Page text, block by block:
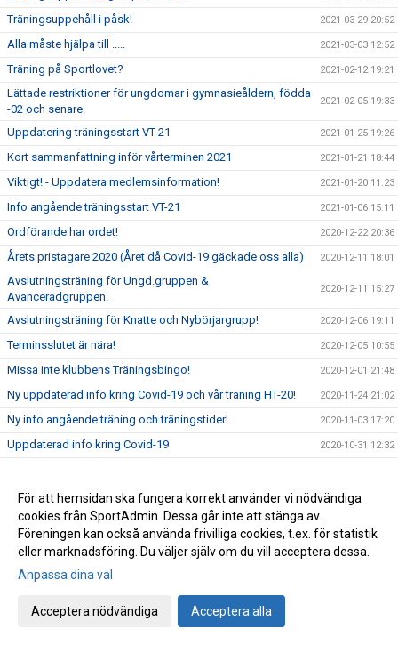
Träningsuppehåll i påsk! 2021-03-29 20:52
Alla måste hjälpa till ..... 2021-03-03 12:52
Träning på Sportlovet? 2021-02-12 19:21
Lättade restriktioner för ungdomar i gymnasieåldern, födda
-02 och senare.
2021-02-05 19:33
Uppdatering träningsstart VT-21 2021-01-25 19:26
Kort sammanfattning inför vårterminen 2021 2021-01-21 18:44
Viktigt! - Uppdatera medlemsinformation! 2021-01-20 11:23
Info angående träningsstart VT-21 2021-01-06 15:11
Ordförande har ordet! 2020-12-22 20:36
Årets pristagare 2020 (Året då Covid-19 gäckade oss alla) 2020-12-11 18:01
Avslutningsträning för Ungd.gruppen &
Avanceradgruppen.
2020-12-11 15:27
Avslutningsträning för Knatte och Nybörjargrupp! 2020-12-06 19:11
Terminsslutet är nära! 2020-12-05 10:55
Missa inte klubbens Träningsbingo! 2020-12-01 21:48
Ny uppdaterad info kring Covid-19 och vår träning HT-20! 2020-11-24 21:02
Ny info angående träning och träningstider! 2020-11-03 17:20
Uppdaterad info kring Covid-19 2020-10-31 12:32
Träning på Höstlovet? 2020-10-25 22:09
Resultat Bohus-dal Cup 2020-10-04 13:30
Resultat Kroppefjällskampen 2020-09-27 18:24
Kroppefjällskampen, sönd. 27/9
Inställd träning Knatte och Nybörjare!
Kenny Kling på besök i Katagruppen!
För att hemsidan ska fungera korrekt använder vi nödvändiga
cookies från SportAdmin. Dessa går inte att stänga av.
Föreningen kan också använda frivilliga cookies, t.ex. för statistik
eller marknadsföring. Du väljer själv om du vill acceptera dessa.
Anpassa dina val
Acceptera nödvändiga Acceptera alla